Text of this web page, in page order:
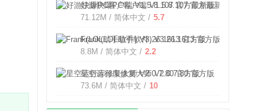
好游快爆PC客户端 V1.5.8.107 官方最新版
71.12M / 简体中文 / 5.7
Frank(LOL助手软件) V3.26.1613 官方版
8.8M / 简体中文 / 2.2
星空运行库修复大师 V2.0.7.80 官方版
73.6M / 简体中文 / 10